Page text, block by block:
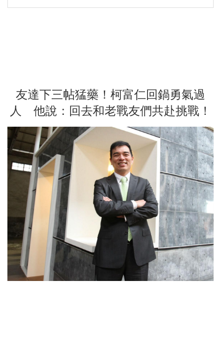
友達下三帖猛藥！柯富仁回鍋勇氣過
人 他說：回去和老戰友們共赴挑戰！